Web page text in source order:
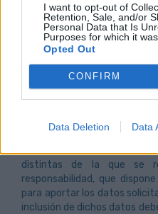
I want to opt-out of
Retention, Sale, and/or
Personal Data that Is
Purposes for which it
Opted Out
CONFIRM
Data Deletion Data
NOTA:De acuerdo con lo
Reglamento 2016/679
Consejo, le informamos
tratados con la
liquidaciones del
localización de su vehículo en
modificación que se
En el caso de incluirse
distintas de la que se
responsabilidad, que
para aportar los datos
inclusión de dichos datos